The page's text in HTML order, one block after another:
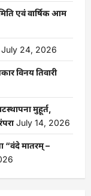
एवं वार्षिक आम
July 24, 2026
विनय तिवारी
मुहूर्त,
July 14, 2026
“वंदे मातरम् –